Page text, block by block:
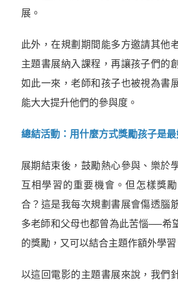
展。
此外，在規劃期間能多方邀請其他
主題書展納入課程，再讓孩子們的
如此一來，老師和孩子也被視為書
能大大提升他們的參與度。
總結活動：用什麼方式獎勵孩子是最
展期結束後，鼓勵熱心參與、樂於
互相學習的重要機會。但怎樣獎
合？這是我每次規劃書展會傷透腦
多老師和父母也都曾為此苦惱──希
的獎勵，又可以結合主題作額外學習
以這回電影的主題書展來說，我們